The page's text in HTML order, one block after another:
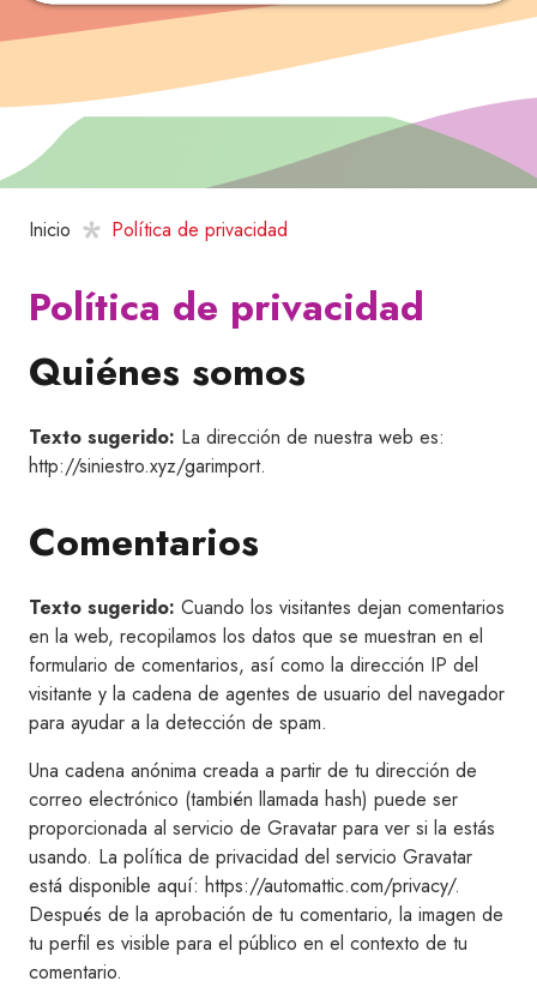
Inicio Política de privacidad
Política de privacidad
Quiénes somos
Texto sugerido: La dirección de nuestra web es:
http://siniestro.xyz/garimport.
Comentarios
Texto sugerido: Cuando los visitantes dejan comentarios
en la web, recopilamos los datos que se muestran en el
formulario de comentarios, así como la dirección IP del
visitante y la cadena de agentes de usuario del navegador
para ayudar a la detección de spam.
Una cadena anónima creada a partir de tu dirección de
correo electrónico (también llamada hash) puede ser
proporcionada al servicio de Gravatar para ver si la estás
usando. La política de privacidad del servicio Gravatar
está disponible aquí: https://automattic.com/privacy/.
Después de la aprobación de tu comentario, la imagen de
tu perfil es visible para el público en el contexto de tu
comentario.